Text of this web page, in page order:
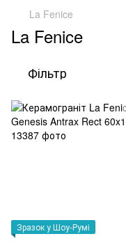
La Fenice
La Fenice
Фільтр
Зразок у Шоу-Румі